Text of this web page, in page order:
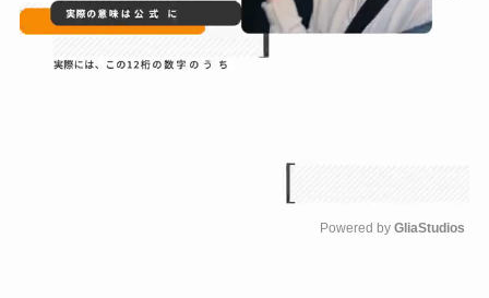
Powered by GliaStudios